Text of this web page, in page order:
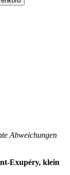
Abweichungen
Exupéry, klein